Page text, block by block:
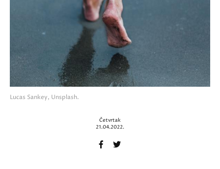
Lucas Sankey, Unsplash.
Četvrtak
21.04.2022.